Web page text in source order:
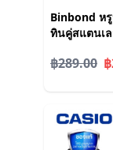
Binbond ห
ทินคู่สแตนเ
฿289.00